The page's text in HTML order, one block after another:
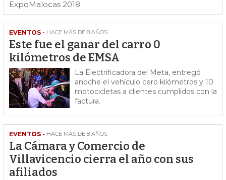
ExpoMalocas 2018.
EVENTOS - HACE MÁS DE 8 AÑOS
Este fue el ganar del carro 0
kilómetros de EMSA
La Electrificadora del Meta, entregó
anoche el vehículo cero kilómetros y 10
motocicletas a clientes cumplidos con la
factura.
EVENTOS - HACE MÁS DE 8 AÑOS
La Cámara y Comercio de
Villavicencio cierra el año con sus
afiliados